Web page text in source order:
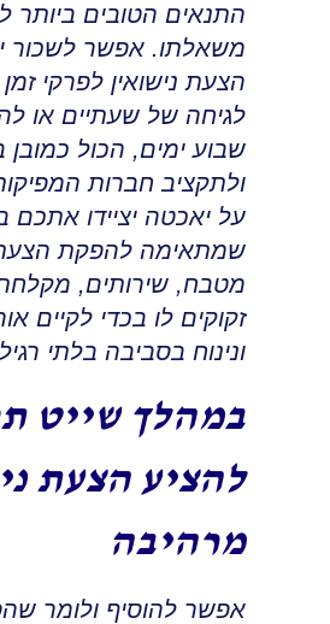
התנאים הטובים ביותר
משאלתו. אפשר לשכור
הצעת נישואין לפרקי
לגיחה של שעתיים או
שבוע ימים, הכול
ולתקציב חברות
על יאכטה יציידו אתכם
שמתאימה להפקת הצעת
מטבח, שירותים,
זקוקים לו בכדי לקיים
ונינוח בסביבה בלתי
במהלך שייט
להציע הצעת
מרהיבה
אפשר להוסיף ולומר